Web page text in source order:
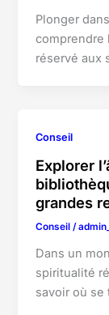
Plonger
comprendre
réservé aux
Conseil
Explorer
grandes
Conseil /
Dans un
spiritualité
savoir où se